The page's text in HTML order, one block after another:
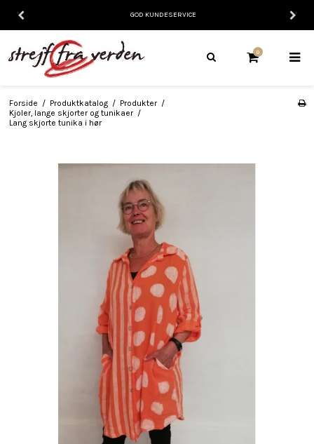
GOD KUNDESERVICE
0
Forside / Produktkatalog / Produkter /
Kjoler, lange skjorter og tunikaer /
Lang skjorte tunika i hør